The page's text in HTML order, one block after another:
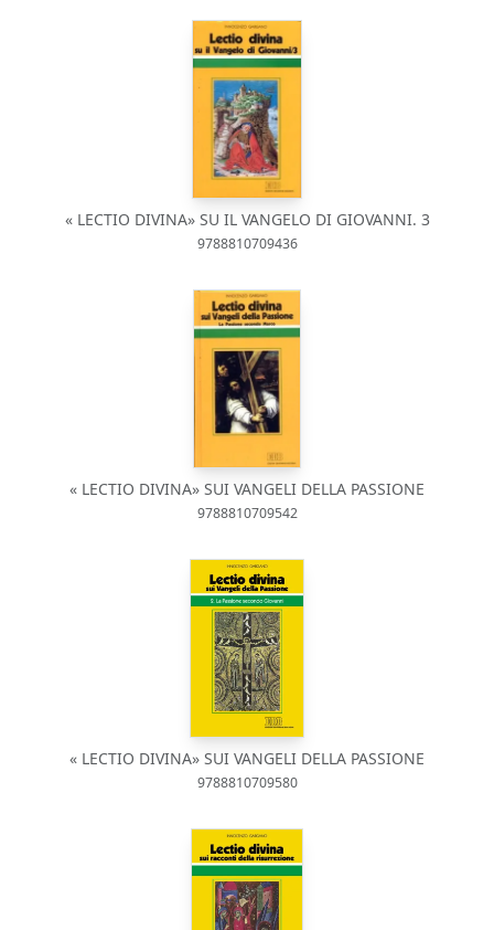
« LECTIO DIVINA» SU IL VANGELO DI GIOVANNI. 3
9788810709436
« LECTIO DIVINA» SUI VANGELI DELLA PASSIONE
9788810709542
« LECTIO DIVINA» SUI VANGELI DELLA PASSIONE
9788810709580